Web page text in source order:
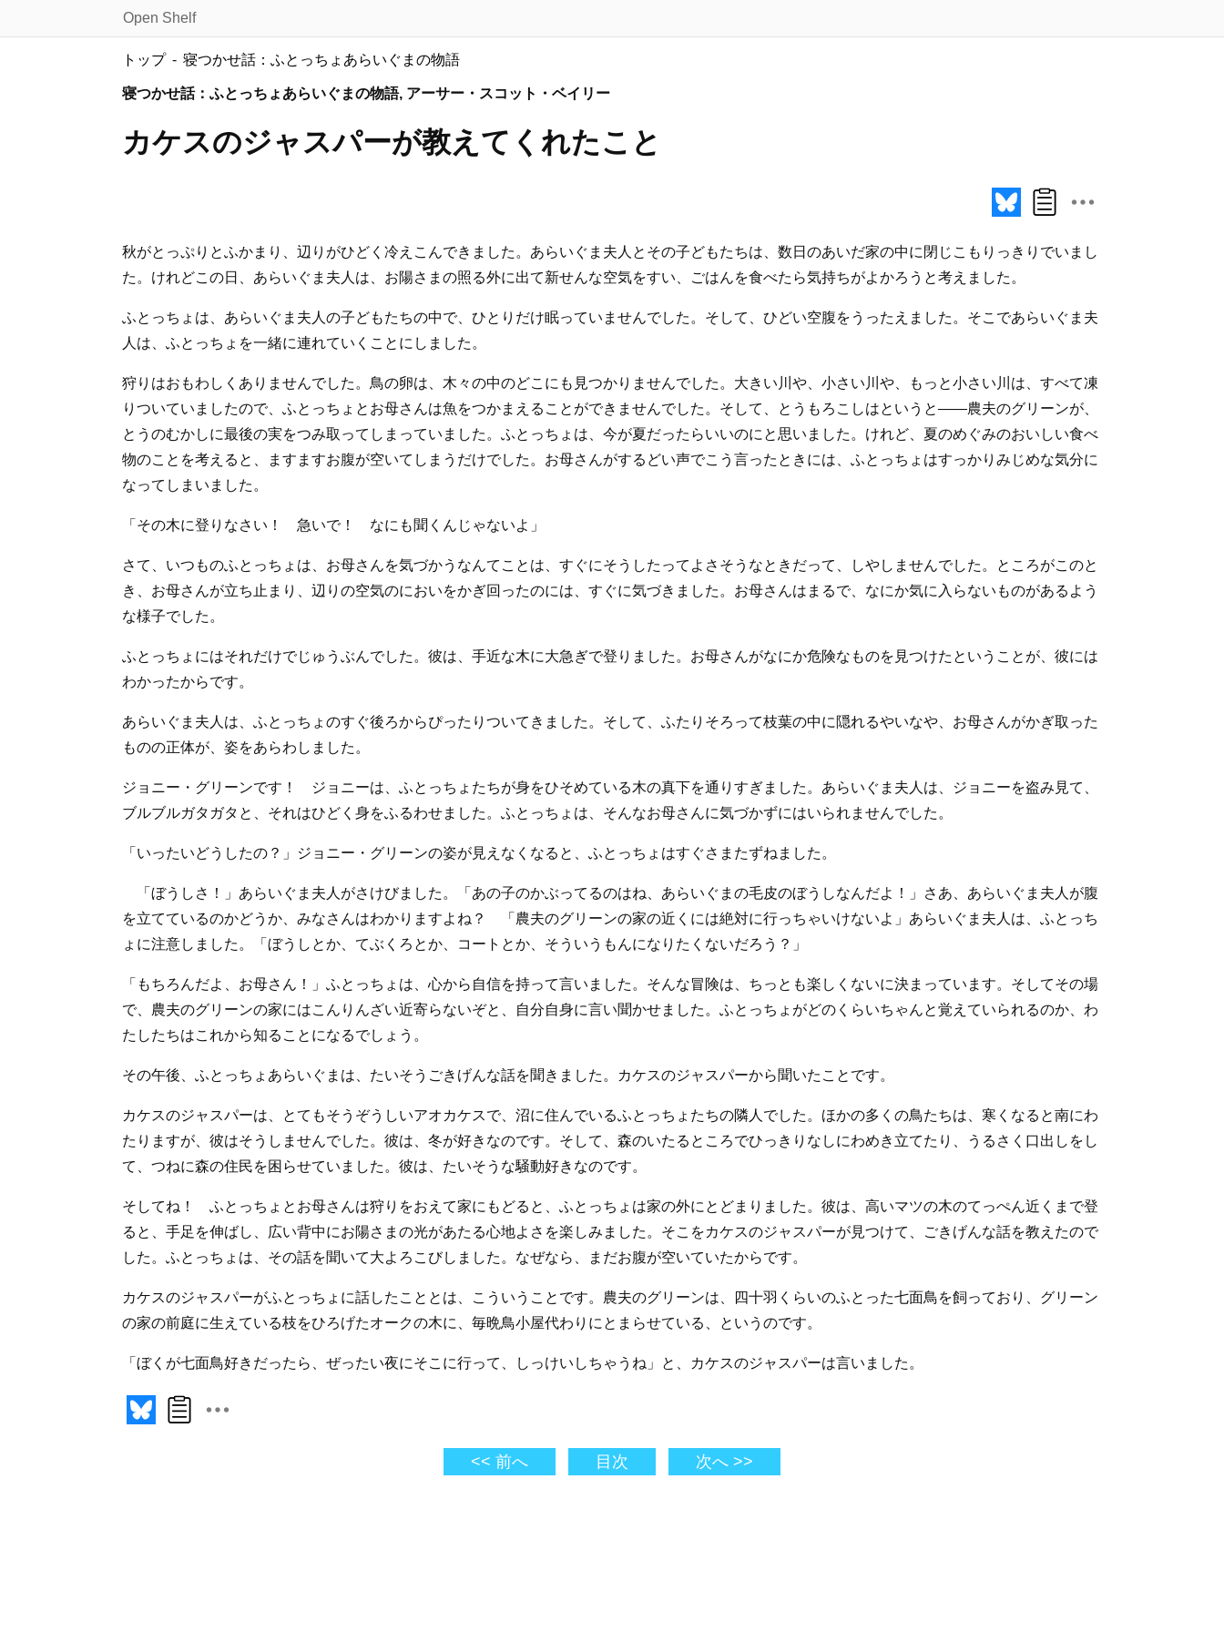
Open Shelf
トップ 寝つかせ話：ふとっちょあらいぐまの物語
寝つかせ話：ふとっちょあらいぐまの物語, アーサー・スコット・ベイリー
カケスのジャスパーが教えてくれたこと
秋がとっぷりとふかまり、辺りがひどく冷えこんできました。あらいぐま夫人とその子どもたちは、数日のあいだ家の中に閉じこもりっきりでいまし
た。けれどこの日、あらいぐま夫人は、お陽さまの照る外に出て新せんな空気をすい、ごはんを食べたら気持ちがよかろうと考えました。
ふとっちょは、あらいぐま夫人の子どもたちの中で、ひとりだけ眠っていませんでした。そして、ひどい空腹をうったえました。そこであらいぐま夫
人は、ふとっちょを一緒に連れていくことにしました。
狩りはおもわしくありませんでした。鳥の卵は、木々の中のどこにも見つかりませんでした。大きい川や、小さい川や、もっと小さい川は、すべて凍
りついていましたので、ふとっちょとお母さんは魚をつかまえることができませんでした。そして、とうもろこしはというと――農夫のグリーンが、
とうのむかしに最後の実をつみ取ってしまっていました。ふとっちょは、今が夏だったらいいのにと思いました。けれど、夏のめぐみのおいしい食べ
物のことを考えると、ますますお腹が空いてしまうだけでした。お母さんがするどい声でこう言ったときには、ふとっちょはすっかりみじめな気分に
なってしまいました。
「その木に登りなさい！ 急いで！ なにも聞くんじゃないよ」
さて、いつものふとっちょは、お母さんを気づかうなんてことは、すぐにそうしたってよさそうなときだって、しやしませんでした。ところがこのと
き、お母さんが立ち止まり、辺りの空気のにおいをかぎ回ったのには、すぐに気づきました。お母さんはまるで、なにか気に入らないものがあるよう
な様子でした。
ふとっちょにはそれだけでじゅうぶんでした。彼は、手近な木に大急ぎで登りました。お母さんがなにか危険なものを見つけたということが、彼には
わかったからです。
あらいぐま夫人は、ふとっちょのすぐ後ろからぴったりついてきました。そして、ふたりそろって枝葉の中に隠れるやいなや、お母さんがかぎ取った
ものの正体が、姿をあらわしました。
ジョニー・グリーンです！ ジョニーは、ふとっちょたちが身をひそめている木の真下を通りすぎました。あらいぐま夫人は、ジョニーを盗み見て、
ブルブルガタガタと、それはひどく身をふるわせました。ふとっちょは、そんなお母さんに気づかずにはいられませんでした。
「いったいどうしたの？」ジョニー・グリーンの姿が見えなくなると、ふとっちょはすぐさまたずねました。
「ぼうしさ！」あらいぐま夫人がさけびました。「あの子のかぶってるのはね、あらいぐまの毛皮のぼうしなんだよ！」さあ、あらいぐま夫人が腹
を立てているのかどうか、みなさんはわかりますよね？ 「農夫のグリーンの家の近くには絶対に行っちゃいけないよ」あらいぐま夫人は、ふとっち
ょに注意しました。「ぼうしとか、てぶくろとか、コートとか、そういうもんになりたくないだろう？」
「もちろんだよ、お母さん！」ふとっちょは、心から自信を持って言いました。そんな冒険は、ちっとも楽しくないに決まっています。そしてその場
で、農夫のグリーンの家にはこんりんざい近寄らないぞと、自分自身に言い聞かせました。ふとっちょがどのくらいちゃんと覚えていられるのか、わ
たしたちはこれから知ることになるでしょう。
その午後、ふとっちょあらいぐまは、たいそうごきげんな話を聞きました。カケスのジャスパーから聞いたことです。
カケスのジャスパーは、とてもそうぞうしいアオカケスで、沼に住んでいるふとっちょたちの隣人でした。ほかの多くの鳥たちは、寒くなると南にわ
たりますが、彼はそうしませんでした。彼は、冬が好きなのです。そして、森のいたるところでひっきりなしにわめき立てたり、うるさく口出しをし
て、つねに森の住民を困らせていました。彼は、たいそうな騒動好きなのです。
そしてね！ ふとっちょとお母さんは狩りをおえて家にもどると、ふとっちょは家の外にとどまりました。彼は、高いマツの木のてっぺん近くまで登
ると、手足を伸ばし、広い背中にお陽さまの光があたる心地よさを楽しみました。そこをカケスのジャスパーが見つけて、ごきげんな話を教えたので
した。ふとっちょは、その話を聞いて大よろこびしました。なぜなら、まだお腹が空いていたからです。
カケスのジャスパーがふとっちょに話したこととは、こういうことです。農夫のグリーンは、四十羽くらいのふとった七面鳥を飼っており、グリーン
の家の前庭に生えている枝をひろげたオークの木に、毎晩鳥小屋代わりにとまらせている、というのです。
「ぼくが七面鳥好きだったら、ぜったい夜にそこに行って、しっけいしちゃうね」と、カケスのジャスパーは言いました。
<< 前へ 目次 次へ >>